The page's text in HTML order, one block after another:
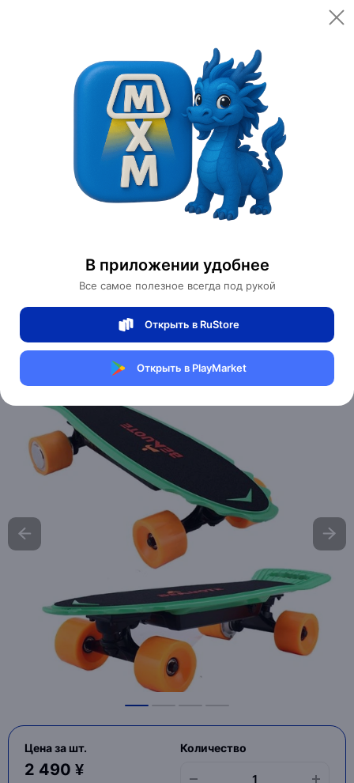
В приложении удобнее
Все самое полезное всегда под рукой
Открыть в RuStore
Открыть в PlayMarket
Открыть
Категории
Автомобили и аксессуары
Электроскейтборды
Электроскейтборд Olot
0 отзывов 0
Магазин Ephdarren
Артикул:MXM9392109405
Цена за шт.
2 490 ¥
Количество